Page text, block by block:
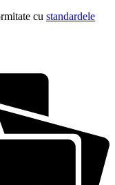
cu standardele